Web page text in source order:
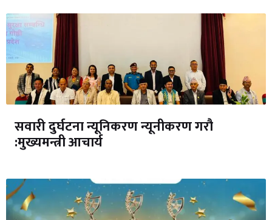
सवारी दुर्घटना न्यूनिकरण न्यूनीकरण गरौ
:मुख्यमन्त्री आचार्य